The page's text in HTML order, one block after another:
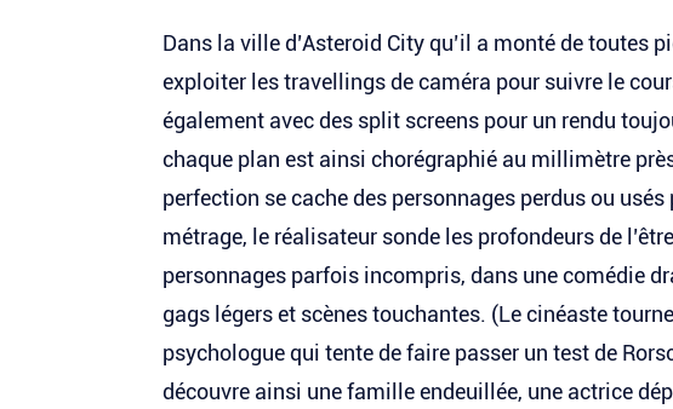
Dans la ville d’Asteroid City qu’il a monté de toutes
exploiter les travellings de caméra pour suivre le
également avec des split screens pour un rendu
chaque plan est ainsi chorégraphié au millimètre
perfection se cache des personnages perdus ou
métrage, le réalisateur sonde les profondeurs de
personnages parfois incompris, dans une comédie
gags légers et scènes touchantes. (Le cinéaste
psychologue qui tente de faire passer un test de
découvre ainsi une famille endeuillée, une actrice